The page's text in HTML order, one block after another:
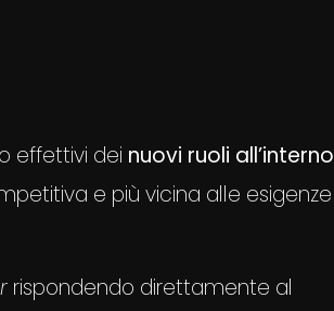
effettivi dei nuovi ruoli all’interno
e più vicina alle esigenze
rispondendo direttamente al